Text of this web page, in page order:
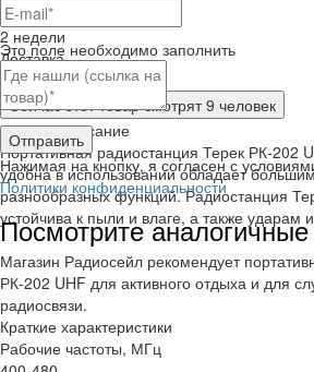
Это поле необходимо заполнить
Отправить
Нажимая на кнопку, я согласен с
Политики конфиденциальности
Посмотрите
Обмен и возврат
2 недели
Доставка
по всей России
Сейчас этот товарсмотрят 9 человек
Краткое описание
Портативная радиостанция Терек РК-202
удобна в использовании обладает
разнообразных функций. Радиостанция
устойчива к пыли и влаге, а также ударам
Магазин Радиосейл рекомендует
РК-202 UHF для активного отдыха и для
радиосвязи.
Краткие характеристики
Рабочие частоты, МГц